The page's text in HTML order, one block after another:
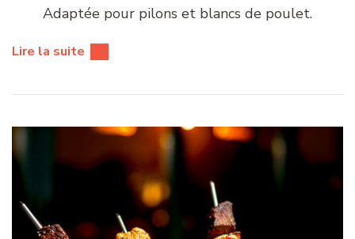
Adaptée pour pilons et blancs de poulet.
Lire la suite